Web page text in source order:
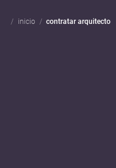
inicio contratar arquitecto